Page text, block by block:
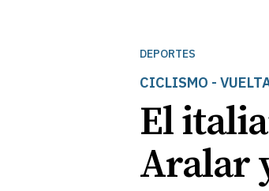
DEPORTES
CICLISMO -
El
Aralar